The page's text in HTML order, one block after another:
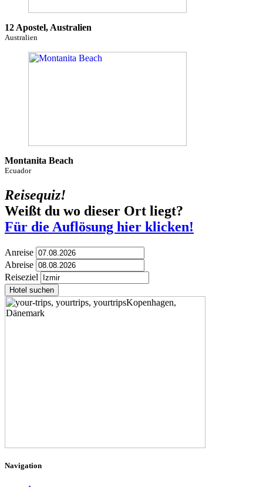
12 Apostel, Australien
Australien
Montanita Beach
Ecuador
Reisequiz!
Weißt du wo dieser Ort liegt?
Für die Auflösung hier klicken!
Anreise
Abreise
Reiseziel
Hotel suchen
Navigation